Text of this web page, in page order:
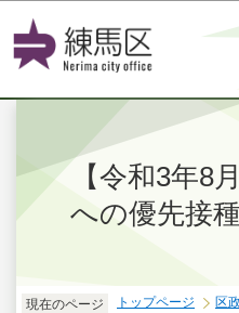
このペー
【令和3年8
への優先接
現在のページ トップページ 区